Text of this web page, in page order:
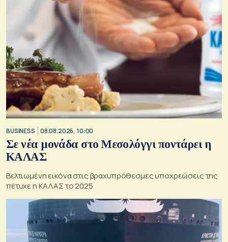
BUSINESS 08.08.2026, 10:00
Σε νέα μονάδα στο Μεσολόγγι ποντάρει η
ΚΑΛΑΣ
Βελτιωμένη εικόνα στις βραχυπρόθεσμες υποχρεώσεις της
πέτυχε η ΚΑΛΑΣ το 2025